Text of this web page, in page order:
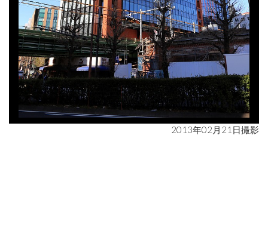
2013年02月21日撮影